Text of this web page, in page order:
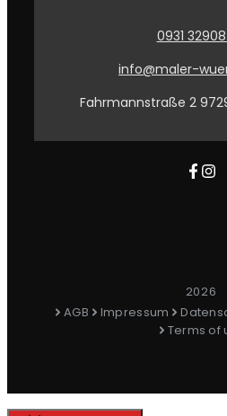
0931
info@maler-
Fahrmannstraße 2
2026
AGB
Impressum
Terms of